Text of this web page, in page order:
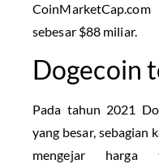
sebesar $88 miliar.
Dogecoin
Pada tahun 2021
yang besar, sebagian
mengejar harga